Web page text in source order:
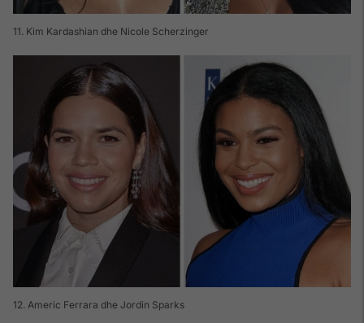
11. Kim Kardashian dhe Nicole Scherzinger
12. Americ Ferrara dhe Jordin Sparks